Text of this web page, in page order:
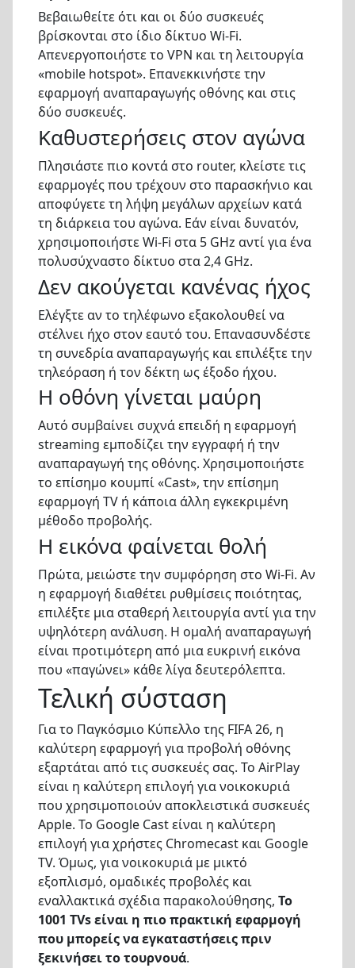
Βεβαιωθείτε ότι και οι δύο συσκευές
βρίσκονται στο ίδιο δίκτυο Wi-Fi.
Απενεργοποιήστε το VPN και τη λειτουργία
«mobile hotspot». Επανεκκινήστε την
εφαρμογή αναπαραγωγής οθόνης και στις
δύο συσκευές.
Καθυστερήσεις στον αγώνα
Πλησιάστε πιο κοντά στο router, κλείστε τις
εφαρμογές που τρέχουν στο παρασκήνιο και
αποφύγετε τη λήψη μεγάλων αρχείων κατά
τη διάρκεια του αγώνα. Εάν είναι δυνατόν,
χρησιμοποιήστε Wi-Fi στα 5 GHz αντί για ένα
πολυσύχναστο δίκτυο στα 2,4 GHz.
Δεν ακούγεται κανένας ήχος
Ελέγξτε αν το τηλέφωνο εξακολουθεί να
στέλνει ήχο στον εαυτό του. Επανασυνδέστε
τη συνεδρία αναπαραγωγής και επιλέξτε την
τηλεόραση ή τον δέκτη ως έξοδο ήχου.
Η οθόνη γίνεται μαύρη
Αυτό συμβαίνει συχνά επειδή η εφαρμογή
streaming εμποδίζει την εγγραφή ή την
αναπαραγωγή της οθόνης. Χρησιμοποιήστε
το επίσημο κουμπί «Cast», την επίσημη
εφαρμογή TV ή κάποια άλλη εγκεκριμένη
μέθοδο προβολής.
Η εικόνα φαίνεται θολή
Πρώτα, μειώστε την συμφόρηση στο Wi-Fi. Αν
η εφαρμογή διαθέτει ρυθμίσεις ποιότητας,
επιλέξτε μια σταθερή λειτουργία αντί για την
υψηλότερη ανάλυση. Η ομαλή αναπαραγωγή
είναι προτιμότερη από μια ευκρινή εικόνα
που «παγώνει» κάθε λίγα δευτερόλεπτα.
Τελική σύσταση
Για το Παγκόσμιο Κύπελλο της FIFA 26, η
καλύτερη εφαρμογή για προβολή οθόνης
εξαρτάται από τις συσκευές σας. Το AirPlay
είναι η καλύτερη επιλογή για νοικοκυριά
που χρησιμοποιούν αποκλειστικά συσκευές
Apple. Το Google Cast είναι η καλύτερη
επιλογή για χρήστες Chromecast και Google
TV. Όμως, για νοικοκυριά με μικτό
εξοπλισμό, ομαδικές προβολές και
εναλλακτικά σχέδια παρακολούθησης, Το
1001 TVs είναι η πιο πρακτική εφαρμογή
που μπορείς να εγκαταστήσεις πριν
ξεκινήσει το τουρνουά.